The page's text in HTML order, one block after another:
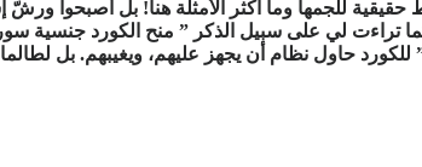
حقيقية للجمها وما أكثر الأمثلة هنا! بل
تراءت لي على سبيل الذكر ” منح الكورد جنسية
حاول نظام أن يجهز عليهم، ويغيبهم. بل